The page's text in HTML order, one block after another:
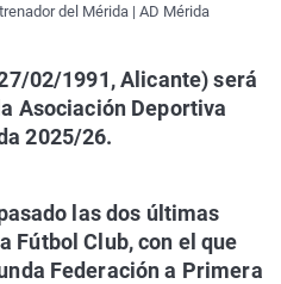
del Mérida | AD Mérida
02/1991, Alicante) será
Asociación Deportiva
2025/26.
las dos últimas
Fútbol Club, con el que
Federación a Primera